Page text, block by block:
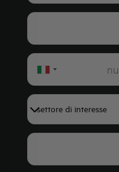
Italy